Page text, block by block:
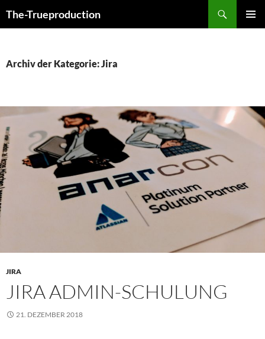
Inhalt
The-Trueproduction
Archiv der Kategorie: Jira
JIRA
JIRA ADMIN-SCHULUNG
21. DEZEMBER 2018